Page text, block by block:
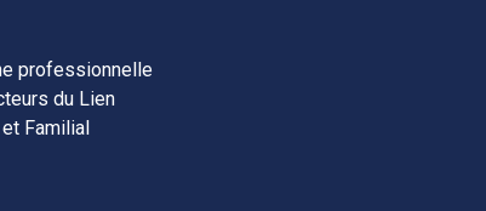
professionnelle
du Lien
Familial